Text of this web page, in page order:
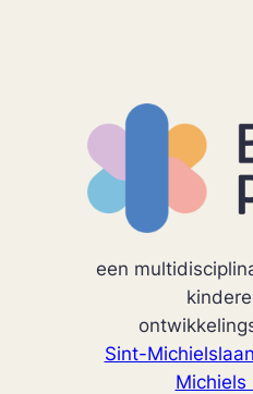
een
Sint-
Michiels